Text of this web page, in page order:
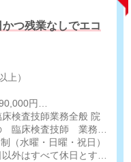
かつ残業なしでエコ
上）
円
円
検査技師業務全般 院
臨床検査技師 業務
業務 ・エコー（腹部・
状腺・血管・泌尿器）
（水曜・日曜・祝日）
外はすべて休日とする